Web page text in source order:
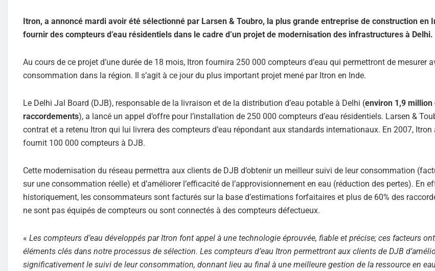
Itron, a annoncé mardi avoir été sélectionné par Larsen & Toubro, la plus grande entreprise de construction en
fournir des compteurs d’eau résidentiels dans le cadre d’un projet de modernisation des infrastructures à Delhi.
Au cours de ce projet d’une durée de 18 mois, Itron fournira 250 000 compteurs d’eau qui permettront de mesurer
consommation dans la région. Il s’agit à ce jour du plus important projet mené par Itron en Inde.
Le Delhi Jal Board (DJB), responsable de la livraison et de la distribution d’eau potable à Delhi (environ 1,9 million
raccordements), a lancé un appel d’offre pour l’installation de 250 000 compteurs d’eau résidentiels. Larsen &
contrat et a retenu Itron qui lui livrera des compteurs d’eau répondant aux standards internationaux. En 2007, Itron
fournit 100 000 compteurs à DJB.
Cette modernisation du réseau permettra aux clients de DJB d’obtenir un meilleur suivi de leur consommation
sur une consommation réelle) et d’améliorer l’efficacité de l’approvisionnement en eau (réduction des pertes). En
historiquement, les consommateurs sont facturés sur la base d’estimations forfaitaires et plus de 60% des
ne sont pas équipés de compteurs ou sont connectés à des compteurs défectueux.
« Les compteurs d’eau développés par Itron font appel à une technologie éprouvée, fiable et précise; ces facteurs
éléments clés dans notre processus de sélection. Les compteurs d’eau Itron permettront aux clients de DJB
significativement le suivi de leur consommation, donnant lieu au final à une meilleure gestion de la ressource en eau